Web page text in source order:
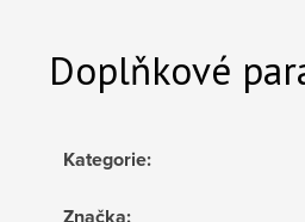
Doplňkové
Kategorie:
Značka: